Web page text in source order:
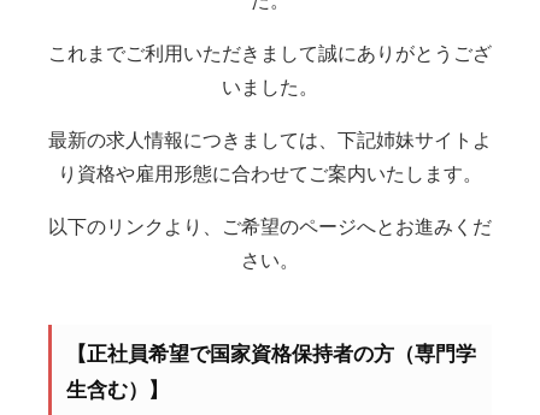
これまでご利用いただきまして誠にありがとうござ
いました。
最新の求人情報につきましては、下記姉妹サイトよ
り資格や雇用形態に合わせてご案内いたします。
以下のリンクより、ご希望のページへとお進みくだ
さい。
【正社員希望で国家資格保持者の方（専門学
生含む）】